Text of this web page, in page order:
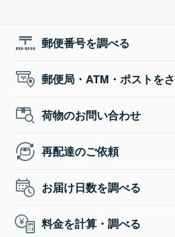
郵便番号を調べる
郵便局・ATM・ポストを
荷物のお問い合わせ
再配達のご依頼
お届け日数を調べる
料金を計算・調べる